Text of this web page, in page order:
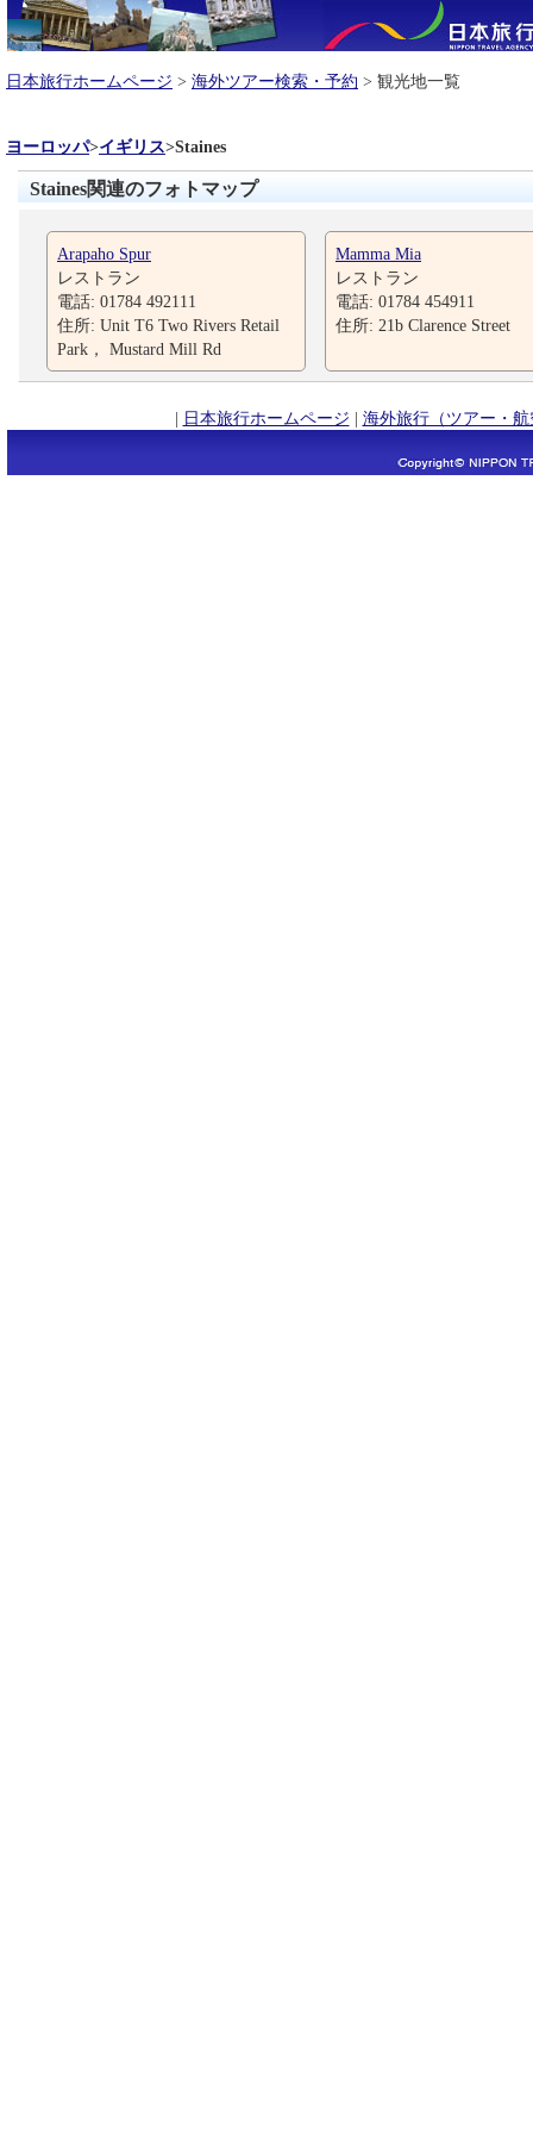
日本旅行ホームページ > 海外ツアー検索・予約 > 観光地一覧
ヨーロッパ>イギリス>Staines
Staines関連のフォトマップ
Arapaho Spur
レストラン
電話: 01784 492111
住所: Unit T6 Two Rivers Retail
Park， Mustard Mill Rd
Mamma Mia
レストラン
電話: 01784 454911
住所: 21b Clarence Street
| 日本旅行ホームページ | 海外旅行（ツアー・航